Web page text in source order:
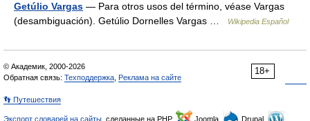
Getúlio Vargas — Para otros usos del término, véase Vargas
(desambiguación). Getúlio Dornelles Vargas …
Wikipedia Español
18+
© Академик, 2000-2026
Обратная связь: Техподдержка Реклама на сайте
👣 Путешествия
Экспорт словарей на сайты , сделанные на PHP, Joomla, Drupal,